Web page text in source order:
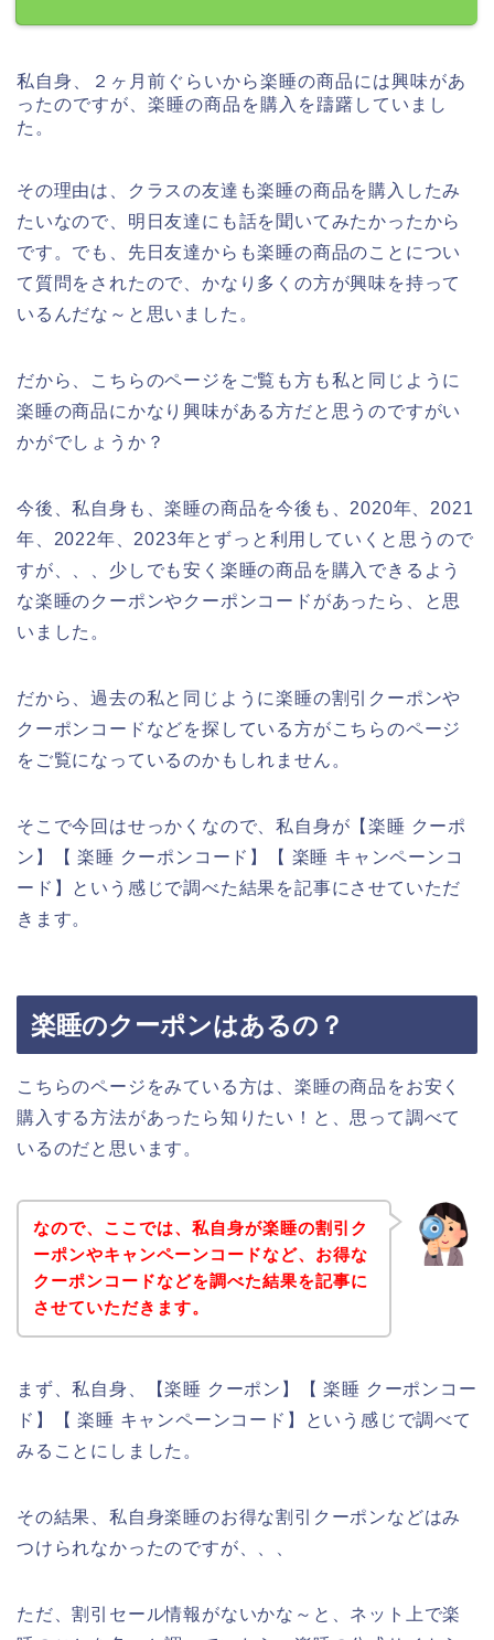
私自身、２ヶ月前ぐらいから楽睡の商品には興味があ
ったのですが、楽睡の商品を購入を躊躇していまし
た。
その理由は、クラスの友達も楽睡の商品を購入したみ
たいなので、明日友達にも話を聞いてみたかったから
です。でも、先日友達からも楽睡の商品のことについ
て質問をされたので、かなり多くの方が興味を持って
いるんだな～と思いました。
だから、こちらのページをご覧も方も私と同じように
楽睡の商品にかなり興味がある方だと思うのですがい
かがでしょうか？
今後、私自身も、楽睡の商品を今後も、2020年、2021
年、2022年、2023年とずっと利用していくと思うので
すが、、、少しでも安く楽睡の商品を購入できるよう
な楽睡のクーポンやクーポンコードがあったら、と思
いました。
だから、過去の私と同じように楽睡の割引クーポンや
クーポンコードなどを探している方がこちらのページ
をご覧になっているのかもしれません。
そこで今回はせっかくなので、私自身が【楽睡 クーポ
ン】【 楽睡 クーポンコード】【 楽睡 キャンペーンコ
ード】という感じで調べた結果を記事にさせていただ
きます。
楽睡のクーポンはあるの？
こちらのページをみている方は、楽睡の商品をお安く
購入する方法があったら知りたい！と、思って調べて
いるのだと思います。
なので、ここでは、私自身が楽睡の割引ク
ーポンやキャンペーンコードなど、お得な
クーポンコードなどを調べた結果を記事に
させていただきます。
まず、私自身、【楽睡 クーポン】【 楽睡 クーポンコー
ド】【 楽睡 キャンペーンコード】という感じで調べて
みることにしました。
その結果、私自身楽睡のお得な割引クーポンなどはみ
つけられなかったのですが、、、
ただ、割引セール情報がないかな～と、ネット上で楽